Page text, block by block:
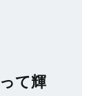
て輝